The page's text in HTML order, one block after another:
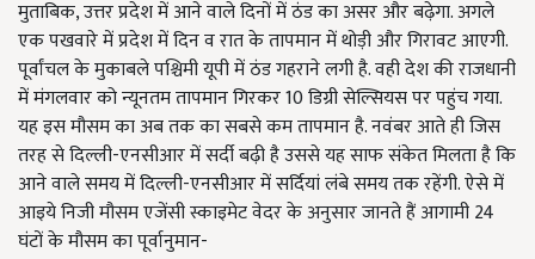
मुताबिक, उत्तर प्रदेश में आने वाले दिनों में ठंड का असर और बढ़ेगा. अगले
एक पखवारे में प्रदेश में दिन व रात के तापमान में थोड़ी और गिरावट आएगी.
पूर्वांचल के मुकाबले पश्चिमी यूपी में ठंड गहराने लगी है. वही देश की राजधानी
में मंगलवार को न्यूनतम तापमान गिरकर 10 डिग्री सेल्सियस पर पहुंच गया.
यह इस मौसम का अब तक का सबसे कम तापमान है. नवंबर आते ही जिस
तरह से दिल्ली-एनसीआर में सर्दी बढ़ी है उससे यह साफ संकेत मिलता है कि
आने वाले समय में दिल्ली-एनसीआर में सर्दियां लंबे समय तक रहेंगी. ऐसे में
आइये निजी मौसम एजेंसी स्काइमेट वेदर के अनुसार जानते हैं आगामी 24
घंटों के मौसम का पूर्वानुमान-